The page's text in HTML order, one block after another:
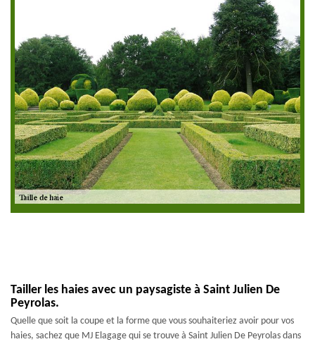
Tailler les haies avec un paysagiste à Saint Julien De
Peyrolas.
Quelle que soit la coupe et la forme que vous souhaiteriez avoir pour vos
haies, sachez que MJ Elagage qui se trouve à Saint Julien De Peyrolas dans